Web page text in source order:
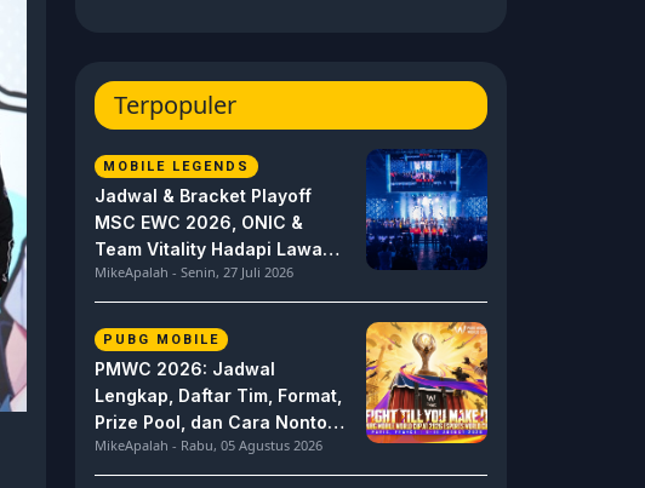
Terpopuler
MOBILE LEGENDS
Jadwal & Bracket Playoff
MSC EWC 2026, ONIC &
Team Vitality Hadapi Lawan
Berat
MikeApalah - Senin, 27 Juli 2026
PUBG MOBILE
PMWC 2026: Jadwal
Lengkap, Daftar Tim, Format,
Prize Pool, dan Cara Nonton
PUBG MOBILE World Cup
MikeApalah - Rabu, 05 Agustus 2026